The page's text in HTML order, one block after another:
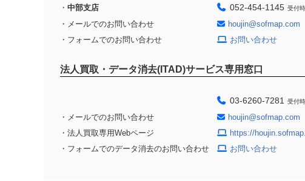
・ 中部支店 052-454-1145 受付
・メールでのお問い合わせ
houjin@sofmap.com
・フォームでのお問い合わせ
お問い合わせ
法人買取・データ消去(ITAD)サービス専用窓口
03-6260-7281 受付
・メールでのお問い合わせ
houjin@sofmap.com
・法人買取専用Webページ
https://
・フォームでのデータ消去のお問い合わせ
お問い合わせ